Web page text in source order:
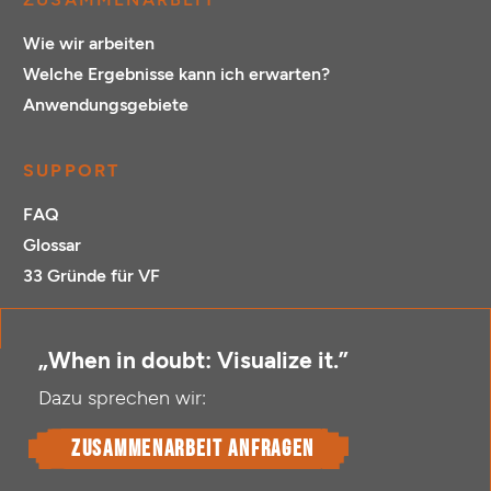
Wie wir arbeiten
Welche Ergebnisse kann ich erwarten?
Anwendungsgebiete
SUPPORT
FAQ
Glossar
33 Gründe für VF
„When in doubt: Visualize it.”
Dazu sprechen wir:
Zusammenarbeit anfragen